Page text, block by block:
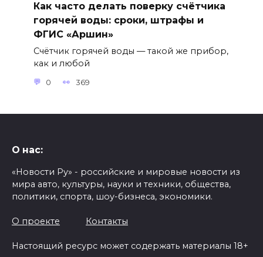
Как часто делать поверку счётчика
горячей воды: сроки, штрафы и
ФГИС «Аршин»
Счётчик горячей воды — такой же прибор,
как и любой
0 369
О нас:
«Новости Ру» - российские и мировые новости из
мира авто, культуры, науки и техники, общества,
политики, спорта, шоу-бизнеса, экономики.
О проекте Контакты
Настоящий ресурс может содержать материалы 18+